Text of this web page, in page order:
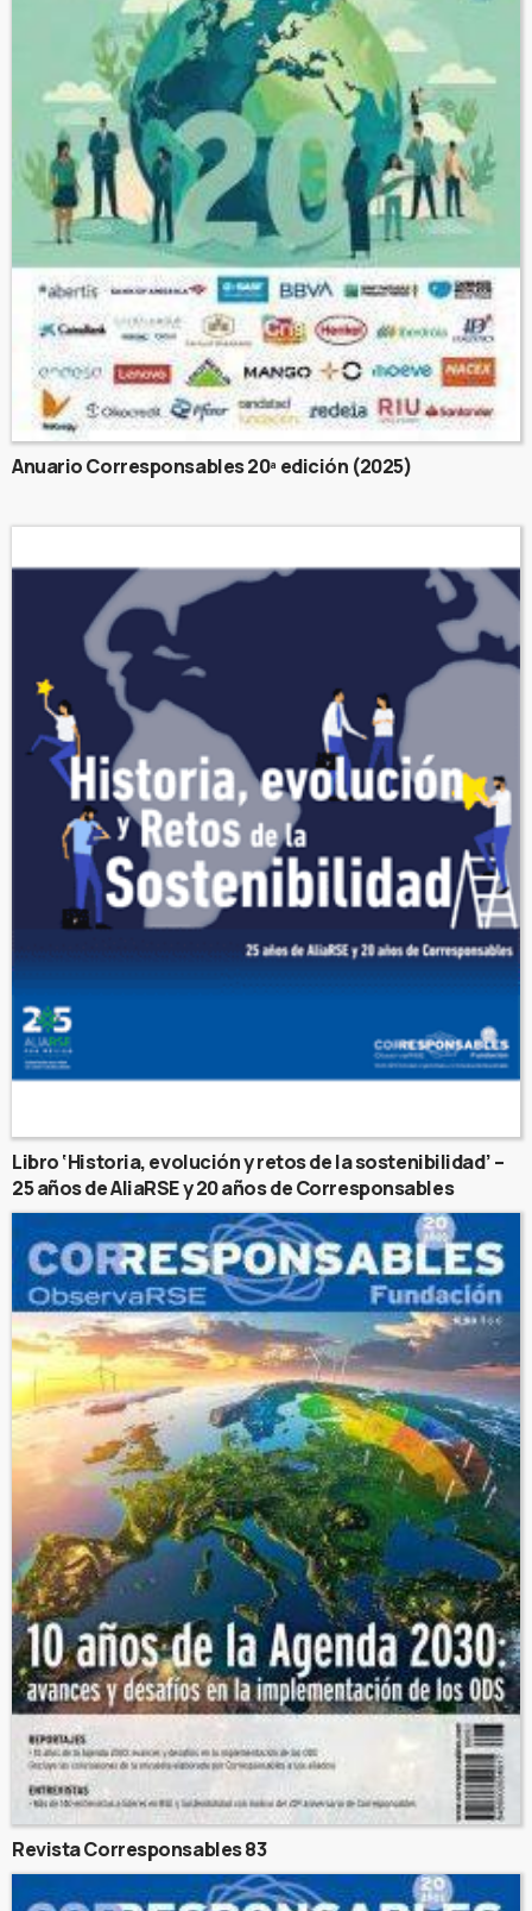
Anuario Corresponsables 20ª edición (2025)
Libro ‘Historia, evolución y retos de la sostenibilidad’ –
25 años de AliaRSE y 20 años de Corresponsables
Revista Corresponsables 83